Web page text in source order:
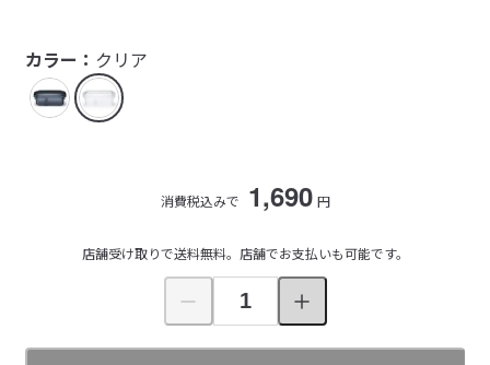
カラー： クリア
消費税込みで 1,690 円
店舗受け取りで送料無料。店舗でお支払いも可能です。